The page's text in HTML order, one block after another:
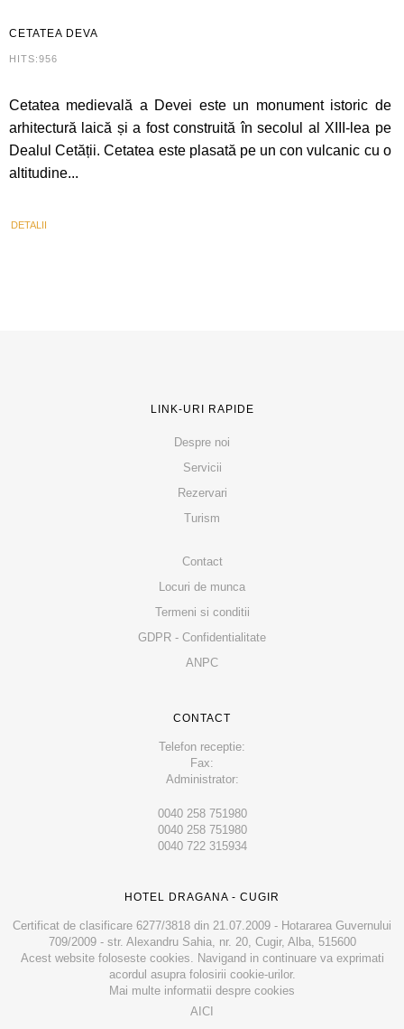
CETATEA DEVA
HITS:956
Cetatea medievală a Devei este un monument istoric de
arhitectură laică și a fost construită în secolul al XIII-lea pe
Dealul Cetății. Cetatea este plasată pe un con vulcanic cu o
altitudine...
DETALII
LINK-URI RAPIDE
Despre noi
Servicii
Rezervari
Turism
Contact
Locuri de munca
Termeni si conditii
GDPR - Confidentialitate
ANPC
CONTACT
Telefon receptie:
Fax:
Administrator:
0040 258 751980
0040 258 751980
0040 722 315934
HOTEL DRAGANA - CUGIR
Certificat de clasificare 6277/3818 din 21.07.2009 - Hotararea Guvernului
709/2009 - str. Alexandru Sahia, nr. 20, Cugir, Alba, 515600
Acest website foloseste cookies. Navigand in continuare va exprimati
acordul asupra folosirii cookie-urilor.
Mai multe informatii despre cookies
AICI